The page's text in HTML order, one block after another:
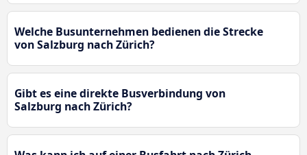
Welche Busunternehmen bedienen die Strecke
von Salzburg nach Zürich?
Gibt es eine direkte Busverbindung von
Salzburg nach Zürich?